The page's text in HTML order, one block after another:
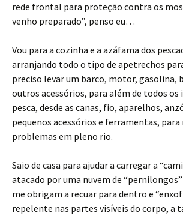
rede frontal para proteção contra os
venho preparado”, penso eu…
Vou para a cozinha e a azáfama dos
arranjando todo o tipo de apetrechos
preciso levar um barco, motor, gasolina,
outros acessórios, para além de todos
pesca, desde as canas, fio, aparelhos,
pequenos acessórios e ferramentas,
problemas em pleno rio.
Saio de casa para ajudar a carregar a
atacado por uma nuvem de
me obrigam a recuar para dentro e
repelente nas partes visíveis do corpo, a